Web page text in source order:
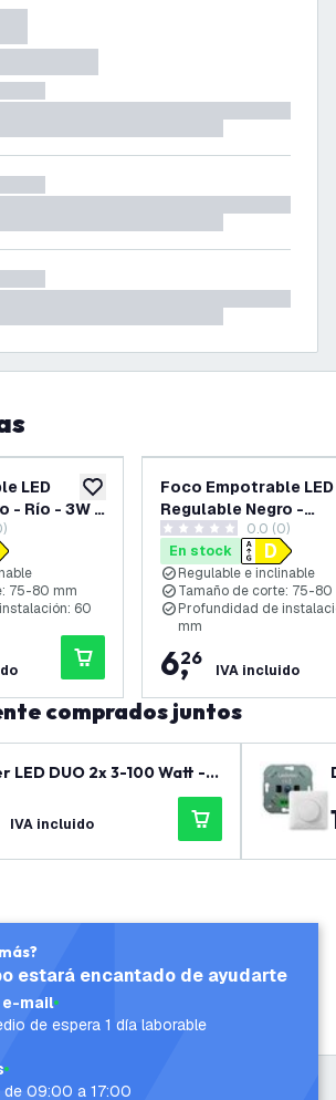
añadir a lista de deseos
LED
- Río - 3W -
75-80 mm
60
Foco Empotrable LED
Regulable Negro -
Amsterdam - 3W -
ø82mm
0 estrellas de puntuación
0.0 (0)
En stock
Regulable e inclinable
Tamaño de corte: 75-80
Profundidad de
mm
6,
26
IVA incluido
comprados juntos
LED DUO 2x 3-100 Watt - 2
- Corte de fase - Univers
IVA incluido
estará encantado de ayudarte
e-mail
de espera 1 día laborable
de 09:00 a 17:00